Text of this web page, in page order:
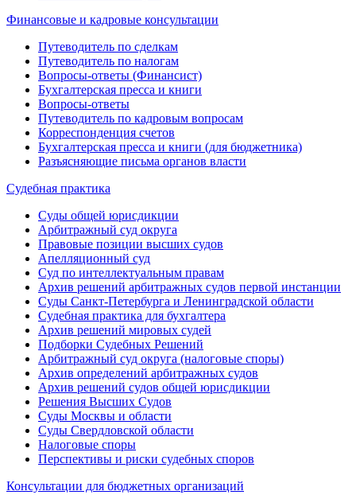
Финансовые и кадровые консультации
Путеводитель по сделкам
Путеводитель по налогам
Вопросы-ответы (Финансист)
Бухгалтерская пресса и книги
Вопросы-ответы
Путеводитель по кадровым вопросам
Корреспонденция счетов
Бухгалтерская пресса и книги (для бюджетника)
Разъясняющие письма органов власти
Судебная практика
Суды общей юрисдикции
Арбитражный суд округа
Правовые позиции высших судов
Апелляционный суд
Суд по интеллектуальным правам
Архив решений арбитражных судов первой инстанции
Суды Санкт-Петербурга и Ленинградской области
Судебная практика для бухгалтера
Архив решений мировых судей
Подборки Судебных Решений
Арбитражный суд округа (налоговые споры)
Архив определений арбитражных судов
Архив решений судов общей юрисдикции
Решения Высших Судов
Суды Москвы и области
Суды Свердловской области
Налоговые споры
Перспективы и риски судебных споров
Консультации для бюджетных организаций